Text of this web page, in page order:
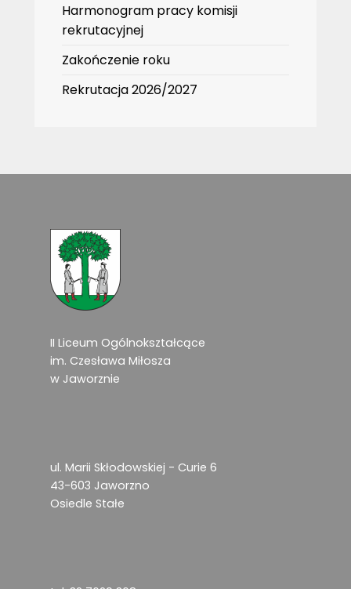
Harmonogram pracy komisji
rekrutacyjnej
Zakończenie roku
Rekrutacja 2026/2027
II Liceum Ogólnokształcące
im. Czesława Miłosza
w Jaworznie
ul. Marii Skłodowskiej - Curie 6
43-603 Jaworzno
Osiedle Stałe